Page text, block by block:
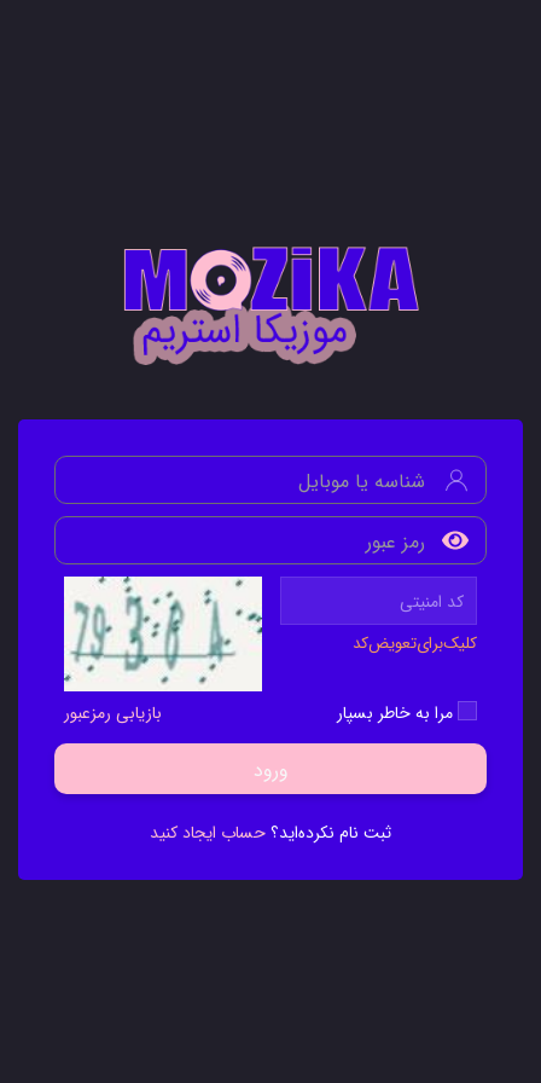
کلیک‌برای‌تعویض‌کد
مرا به خاطر بسپار بازیابی رمزعبور
ورود
ثبت نام نکرده‌اید؟ حساب ایجاد کنید